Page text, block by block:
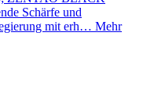
Schärfe und
mit erh… Mehr